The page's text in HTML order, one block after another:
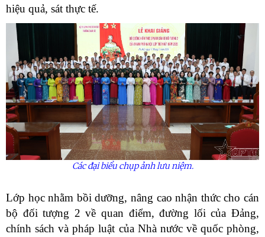
hiệu quả, sát thực tế.
Các đại biểu chụp ảnh lưu niệm.
Lớp học nhằm bồi dưỡng, nâng cao nhận thức cho cán
bộ đối tượng 2 về quan điểm, đường lối của Đảng,
chính sách và pháp luật của Nhà nước về quốc phòng,